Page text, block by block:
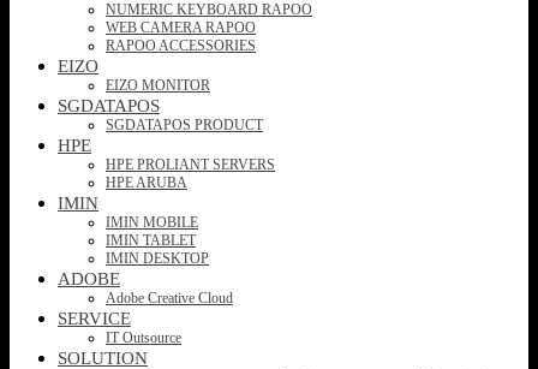
NUMERIC KEYBOARD RAPOO
WEB CAMERA RAPOO
RAPOO ACCESSORIES
EIZO
EIZO MONITOR
SGDATAPOS
SGDATAPOS PRODUCT
HPE
HPE PROLIANT SERVERS
HPE ARUBA
IMIN
IMIN MOBILE
IMIN TABLET
IMIN DESKTOP
ADOBE
Adobe Creative Cloud
SERVICE
IT Outsource
SOLUTION